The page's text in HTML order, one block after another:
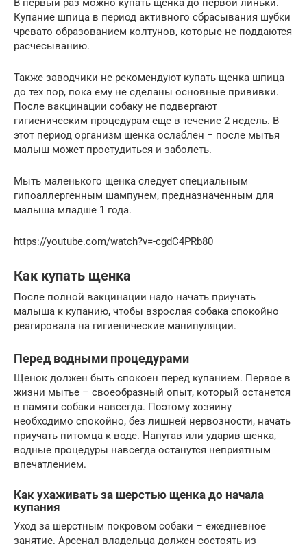
В первый раз можно купать щенка до первой линьки.
Купание шпица в период активного сбрасывания шубки
чревато образованием колтунов, которые не поддаются
расчесыванию.
Также заводчики не рекомендуют купать щенка шпица
до тех пор, пока ему не сделаны основные прививки.
После вакцинации собаку не подвергают
гигиеническим процедурам еще в течение 2 недель. В
этот период организм щенка ослаблен − после мытья
малыш может простудиться и заболеть.
Мыть маленького щенка следует специальным
гипоаллергенным шампунем, предназначенным для
малыша младше 1 года.
https://youtube.com/watch?v=-cgdC4PRb80
Как купать щенка
После полной вакцинации надо начать приучать
малыша к купанию, чтобы взрослая собака спокойно
реагировала на гигиенические манипуляции.
Перед водными процедурами
Щенок должен быть спокоен перед купанием. Первое в
жизни мытье – своеобразный опыт, который останется
в памяти собаки навсегда. Поэтому хозяину
необходимо спокойно, без лишней нервозности, начать
приучать питомца к воде. Напугав или ударив щенка,
водные процедуры навсегда останутся неприятным
впечатлением.
Как ухаживать за шерстью щенка до начала
купания
Уход за шерстным покровом собаки – ежедневное
занятие. Арсенал владельца должен состоять из